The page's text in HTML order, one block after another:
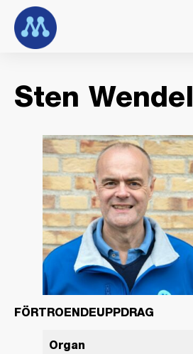
Sten Wendel
FÖRTROENDEUPPDRAG
Organ